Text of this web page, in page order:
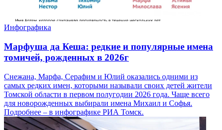
Инфографика
Марфуша да Кеша: редкие и популярные имена
томичей, рожденных в 2026г
Снежана, Марфа, Серафим и Юлий оказались одними из
самых редких имен, которыми называли своих детей жители
Томской области в первом полугодии 2026 года. Чаще всего
для новорожденных выбирали имена Михаил и Софья.
Подробнее – в инфографике РИА Томск.